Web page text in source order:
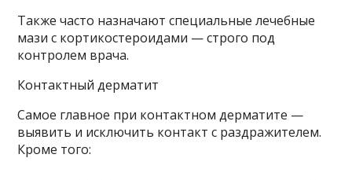
Также часто назначают специальные лечебные
мази с кортикостероидами — строго под
контролем врача.
Контактный дерматит
Самое главное при контактном дерматите —
выявить и исключить контакт с раздражителем.
Кроме того: